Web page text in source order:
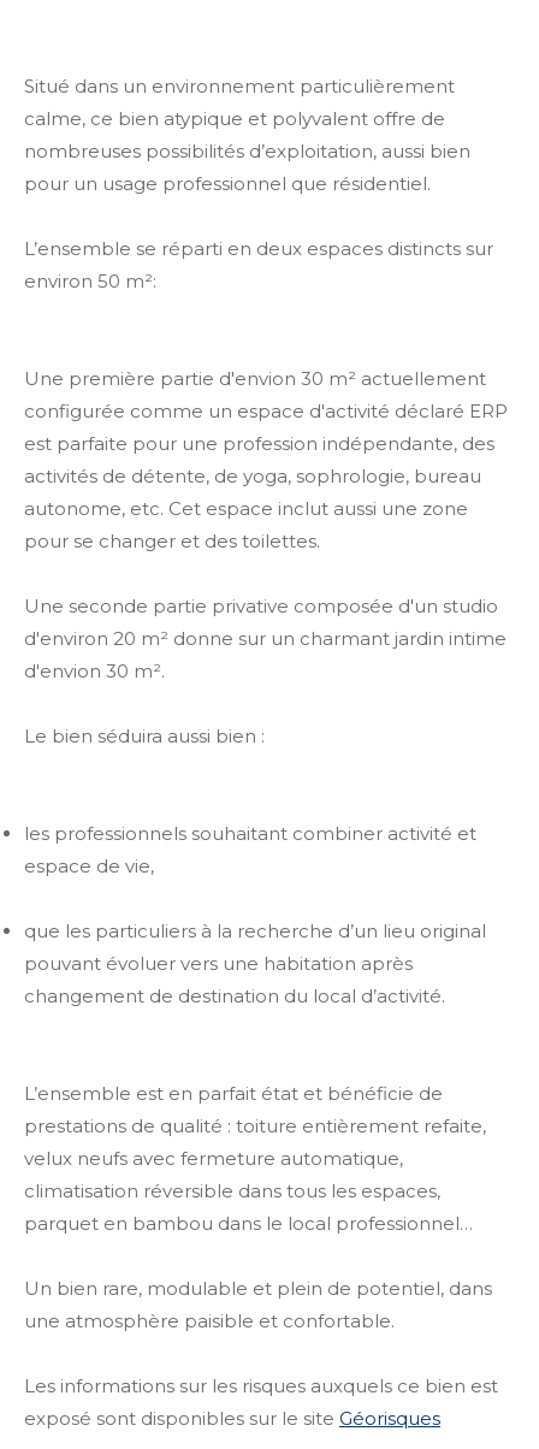
Situé dans un environnement particulièrement
calme, ce bien atypique et polyvalent offre de
nombreuses possibilités d’exploitation, aussi bien
pour un usage professionnel que résidentiel.
L’ensemble se réparti en deux espaces distincts sur
environ 50 m²:
Une première partie d'envion 30 m² actuellement
configurée comme un espace d'activité déclaré ERP
est parfaite pour une profession indépendante, des
activités de détente, de yoga, sophrologie, bureau
autonome, etc. Cet espace inclut aussi une zone
pour se changer et des toilettes.
Une seconde partie privative composée d'un studio
d'environ 20 m² donne sur un charmant jardin intime
d'envion 30 m².
Le bien séduira aussi bien :
les professionnels souhaitant combiner activité et
espace de vie,
que les particuliers à la recherche d’un lieu original
pouvant évoluer vers une habitation après
changement de destination du local d’activité.
L’ensemble est en parfait état et bénéficie de
prestations de qualité : toiture entièrement refaite,
velux neufs avec fermeture automatique,
climatisation réversible dans tous les espaces,
parquet en bambou dans le local professionnel…
Un bien rare, modulable et plein de potentiel, dans
une atmosphère paisible et confortable.
Les informations sur les risques auxquels ce bien est
exposé sont disponibles sur le site Géorisques